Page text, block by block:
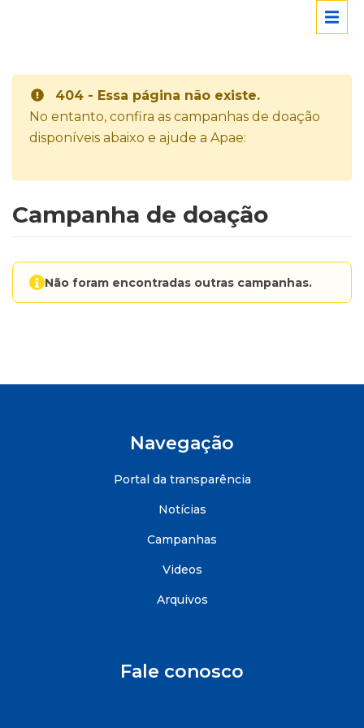
404 - Essa página não existe.
No entanto, confira as campanhas de doação
disponíveis abaixo e ajude a Apae:
Campanha de doação
Não foram encontradas outras campanhas.
Navegação
Portal da transparência
Notícias
Campanhas
Videos
Arquivos
Fale conosco